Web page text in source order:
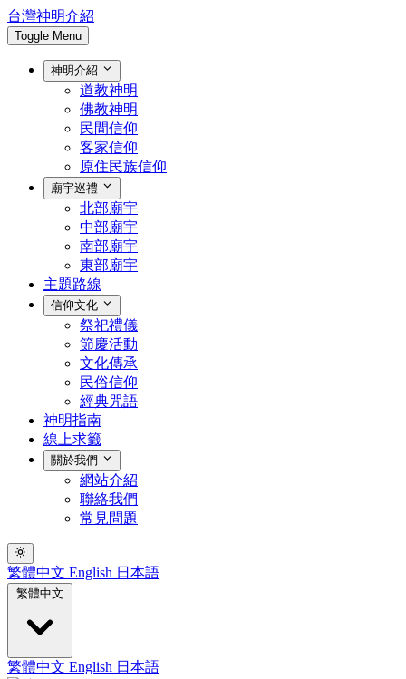
台灣神明介紹
Toggle Menu
神明介紹
道教神明
佛教神明
民間信仰
客家信仰
原住民族信仰
廟宇巡禮
北部廟宇
中部廟宇
南部廟宇
東部廟宇
主題路線
信仰文化
祭祀禮儀
節慶活動
文化傳承
民俗信仰
經典咒語
神明指南
線上求籤
關於我們
網站介紹
聯絡我們
常見問題
繁體中文 English 日本語
繁體中文
繁體中文 English 日本語